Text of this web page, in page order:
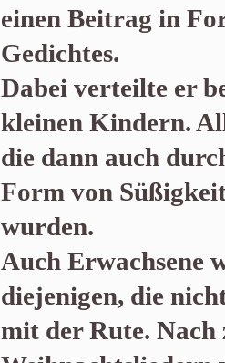
einen Beitrag in
Gedichtes.
Dabei verteilte er
kleinen Kindern.
die dann auch
Form von
wurden.
Auch Erwachsene
diejenigen, die
mit der Rute. Nach